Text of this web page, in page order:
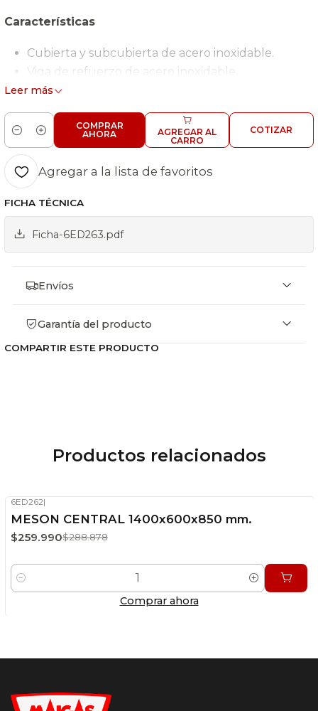
Características
Cubierta y subcubierta de acero inoxidable.
Viga de refuerzo de acero inoxidable.
Patas de perfil 30x30.
Leer más
Cantidad
AGREGAR AL
CARRO
COMPRAR
AHORA
COTIZAR
Agregar a la lista de favoritos
FICHA TÉCNICA
Ficha-6ED263.pdf
Envíos
Garantía del producto
COMPARTIR ESTE PRODUCTO
Productos relacionados
OFF
Stock disponible
6ED262|
MESON CENTRAL 1400x600x850 mm.
$259.990$288.878
Cantidad
Comprar ahora